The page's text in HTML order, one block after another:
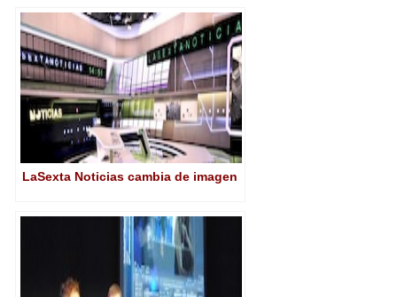
LaSexta Noticias cambia de imagen